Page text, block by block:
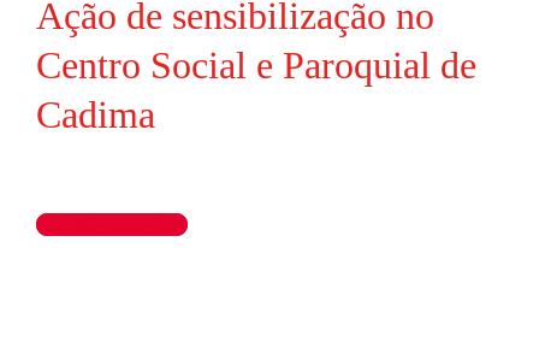
Ação de sensibilização no
Centro Social e Paroquial de
Cadima
Ler artigo completo